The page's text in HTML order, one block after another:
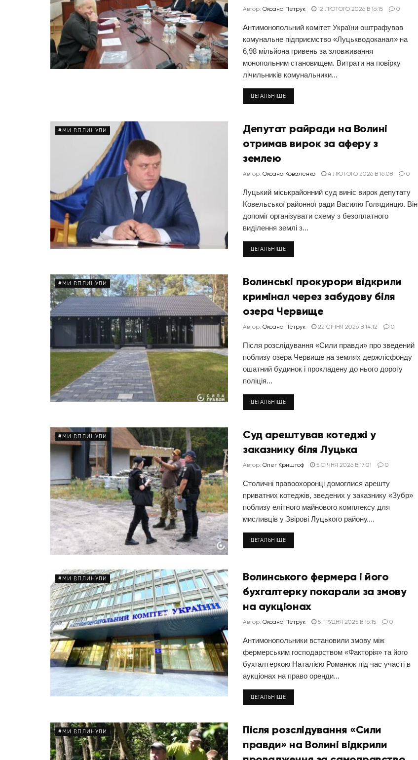
Автор: Оксана Петрук 12 ЛЮТОГО 2026 В 16:15 0
Антимонопольний комітет України оштрафував
комунальне підприємство «Луцькводоканал» на
6,98 мільйона гривень за зловживання
монопольним становищем. Витрати на повірку
лічильників комунальники...
ДЕТАЛЬНІШЕ
#МИ ВПЛИНУЛИ
Депутат райради на Волині
отримав вирок за аферу з
землею
Автор: Оксана Коваленко 4 ЛЮТОГО 2026 В 16:08 0
Луцький міськрайонний суд виніс вирок депутату
Ковельської районної ради Василю Голядинцю. Він
допоміг організувати схему з безоплатного
виділення землі з...
ДЕТАЛЬНІШЕ
#МИ ВПЛИНУЛИ
Волинські прокурори відкрили
кримінал через забудову біля
озера Червище
Автор: Оксана Петрук 22 СІЧНЯ 2026 В 14:12 0
Після розслідування «Сили правди» про зведений
поблизу озера Червище на землях держлісфонду
ошатний будинок і прокладену до нього дорогу
поліція...
ДЕТАЛЬНІШЕ
#МИ ВПЛИНУЛИ
Суд арештував котеджі у
заказнику біля Луцька
Автор: Олег Криштоф 5 СІЧНЯ 2026 В 17:01 0
Столичні правоохоронці домоглися арешту
приватних котеджів, зведених у заказнику «Зубр»
поблизу елітного майнового комплексу для
мисливців у Звірові Луцького району....
ДЕТАЛЬНІШЕ
#МИ ВПЛИНУЛИ
Волинського фермера і його
бухгалтерку покарали за змову
на аукціонах
Автор: Оксана Петрук 5 ГРУДНЯ 2025 В 16:15 0
Антимонопольники встановили змову між
фермерським господарством «Факторія» та його
бухгалтеркою Наталією Романюк під час участі в
аукціонах на право оренди...
ДЕТАЛЬНІШЕ
#МИ ВПЛИНУЛИ
Після розслідування «Сили
правди» на Волині відкрили